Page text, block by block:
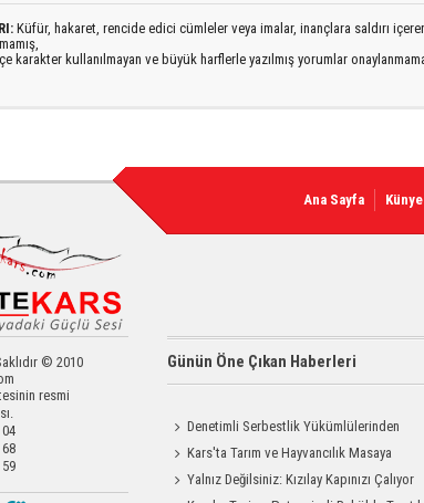
Küfür, hakaret, rencide edici cümleler veya imalar, inançlara saldırı
karakter kullanılmayan ve büyük harflerle yazılmış yorumlar
Ana Sayfa Künye
© 2010
resmi
Günün Öne Çıkan Haberleri
Denetimli Serbestlik Yükümlülerinden
Okula Temizlik Desteği
Kars'ta Tarım ve Hayvancılık Masaya
Yatırıldı
Yalnız Değilsiniz: Kızılay Kapınızı Çalıyor